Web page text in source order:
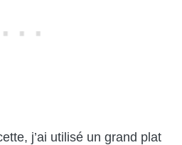
j’ai utilisé un grand plat